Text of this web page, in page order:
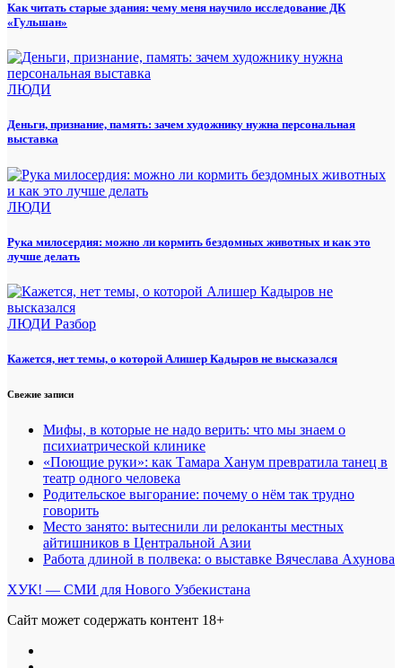
Как читать старые здания: чему меня научило исследование ДК
«Гульшан»
ЛЮДИ
Деньги, признание, память: зачем художнику нужна персональная
выставка
ЛЮДИ
Рука милосердия: можно ли кормить бездомных животных и как это
лучше делать
ЛЮДИ Разбор
Кажется, нет темы, о которой Алишер Кадыров не высказался
Свежие записи
Мифы, в которые не надо верить: что мы знаем о
психиатрической клинике
«Поющие руки»: как Тамара Ханум превратила танец в
театр одного человека
Родительское выгорание: почему о нём так трудно
говорить
Место занято: вытеснили ли релоканты местных
айтишников в Центральной Азии
Работа длиной в полвека: о выставке Вячеслава Ахунова
ХУК! — СМИ для Нового Узбекистана
Сайт может содержать контент 18+